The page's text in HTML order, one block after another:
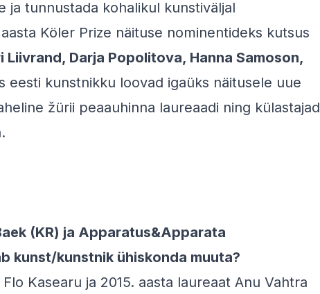
ja tunnustada kohalikul kunstiväljal
Köler Prize näituse nominentideks kutsus
Liivrand, Darja Popolitova, Hanna Samoson,
eesti kunstnikku loovad igaüks näitusele uue
žürii peaauhinna laureaadi ning külastajad
(KR) ja Apparatus&Apparata
kunst/kunstnik ühiskonda muuta?
Kasearu ja 2015. aasta laureaat Anu Vahtra